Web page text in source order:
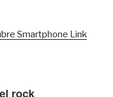
Smartphone Link
rock